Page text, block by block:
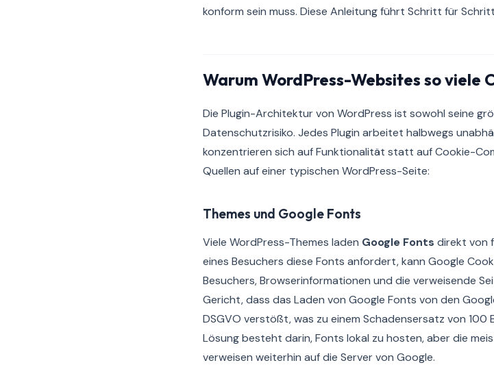
konform sein muss. Diese Anleitung führt Schritt für
Warum WordPress-Websites so viele
Die Plugin-Architektur von WordPress ist sowohl seine
Datenschutzrisiko. Jedes Plugin arbeitet halbwegs
konzentrieren sich auf Funktionalität statt auf Cookie-
Quellen auf einer typischen WordPress-Seite:
Themes und Google Fonts
Viele WordPress-Themes laden Google Fonts direkt von
eines Besuchers diese Fonts anfordert, kann Google
Besuchers, Browserinformationen und die verweisende
Gericht, dass das Laden von Google Fonts von den
DSGVO verstößt, was zu einem Schadensersatz von 100
Lösung besteht darin, Fonts lokal zu hosten, aber die
verweisen weiterhin auf die Server von Google.